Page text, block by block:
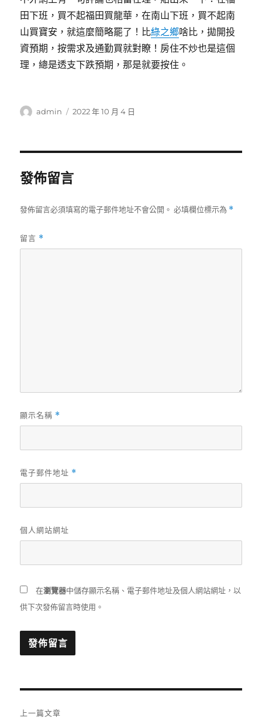
田下班，買不起福田買龍華，在南山下班，買不起南
山買寶安，就這麼簡略罷了！比綠之鄉啥比，拋開投
資預期，按需求及通勤買就對瞭！房住不炒也是這個
理，總是透支下跌預期，那是就要按住。
作
admin
發
2022 年 10 月 4 日
發佈留言
發佈留言必須填寫的電子郵件地址不會公開。 必填欄位標示為 *
留言 *
顯示名稱 *
電子郵件地址 *
個人網站網址
在瀏覽器中儲存顯示名稱、電子郵件地址及個人網站網址，以
供下次發佈留言時使用。
上一篇文章